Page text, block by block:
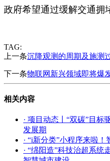
政府希望通过缓解交通拥
TAG:
上一条沉降观测的周期及施测
下一条物联网新兴领域即将爆
相关内容
· 项目动态丨“双碳”目标
发展期
· “i新分类”小程序来啦
· “绵阳造”科技治超系统